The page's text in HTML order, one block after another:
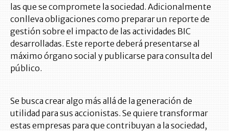
las que se compromete la sociedad. Adicionalmente
conlleva obligaciones como preparar un reporte de
gestión sobre el impacto de las actividades BIC
desarrolladas. Este reporte deberá presentarse al
máximo órgano social y publicarse para consulta del
público.
Se busca crear algo más allá de la generación de
utilidad para sus accionistas. Se quiere transformar
estas empresas para que contribuyan a la sociedad,